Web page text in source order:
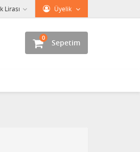
Üyelik
Lirası
Sepetim
0